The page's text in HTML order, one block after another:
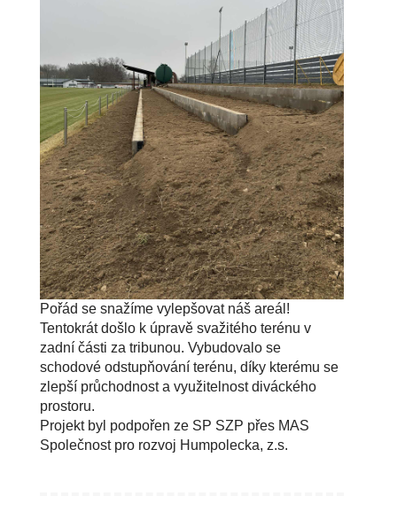
Pořád se snažíme vylepšovat náš areál!
Tentokrát došlo k úpravě svažitého terénu v
zadní části za tribunou. Vybudovalo se
schodové odstupňování terénu, díky kterému se
zlepší průchodnost a využitelnost diváckého
prostoru.
Projekt byl podpořen ze SP SZP přes MAS
Společnost pro rozvoj Humpolecka, z.s.